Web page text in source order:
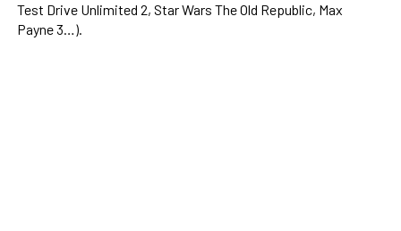
Test Drive Unlimited 2, Star Wars The Old Republic, Max
Payne 3…).